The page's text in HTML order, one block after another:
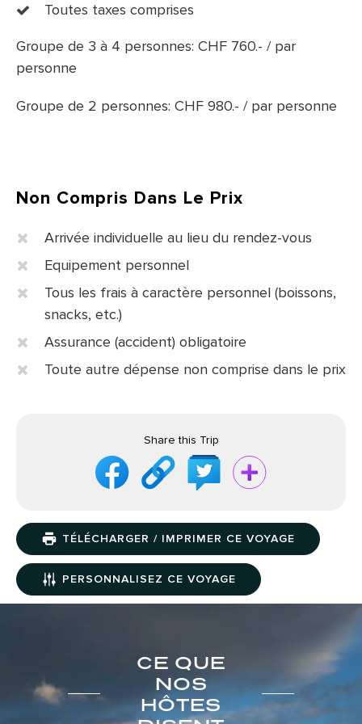
Toutes taxes comprises
Groupe de 3 à 4 personnes: CHF 760.- / par
personne
Groupe de 2 personnes: CHF 980.- / par personne
Non Compris Dans Le Prix
Arrivée individuelle au lieu du rendez-vous
Equipement personnel
Tous les frais à caractère personnel (boissons,
snacks, etc.)
Assurance (accident) obligatoire
Toute autre dépense non comprise dans le prix
Share this Trip
TÉLÉCHARGER / IMPRIMER CE VOYAGE
PERSONNALISEZ CE VOYAGE
CE QUE
NOS
HÔTES